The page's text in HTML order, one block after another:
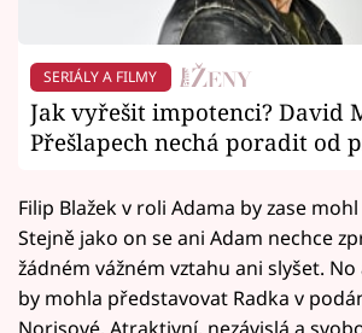
SERIÁLY A FILMY
Jak vyřešit impotenci? David
Přešlapech nechá poradit od
Filip Blažek v roli Adama by zase
Stejně jako on se ani Adam nechce
žádném vážném vztahu ani slyšet. No
by mohla představovat Radka v